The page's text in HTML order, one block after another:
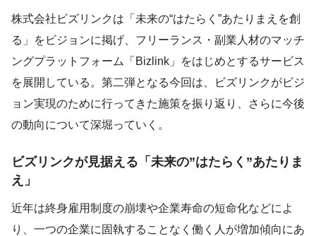
株式会社ビズリンクは「未来の“はたらく”あたりまえを創
る」をビジョンに掲げ、フリーランス・副業人材のマッチ
ングプラットフォーム「Bizlink」をはじめとするサービス
を展開している。第二弾となる今回は、ビズリンクがビジ
ョン実現のために行ってきた施策を振り返り、さらに今後
の動向について深堀っていく。
ビズリンクが見据える「未来の”はたらく”あたりま
え」
近年は終身雇用制度の崩壊や企業寿命の短命化などによ
り、一つの企業に固執することなく働く人が増加傾向にあ